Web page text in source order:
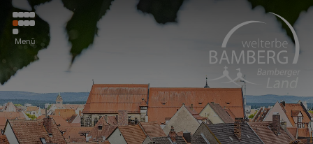
Menü